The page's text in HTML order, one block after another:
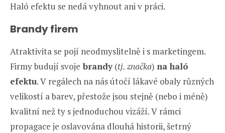
Haló efektu se nedá vyhnout ani v práci.
Brandy firem
Atraktivita se pojí neodmyslitelně i s marketingem.
Firmy budují svoje brandy(tj. značka) na haló
efektu. V regálech na nás útočí lákavé obaly různých
velikostí a barev, přestože jsou stejně (nebo i méně)
kvalitní než ty s jednoduchou vizáží. V rámci
propagace je oslavována dlouhá historii, šetrný